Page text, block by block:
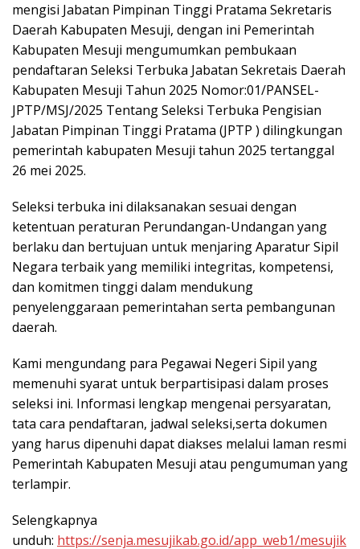
mengisi Jabatan Pimpinan Tinggi Pratama Sekretaris
Daerah Kabupaten Mesuji, dengan ini Pemerintah
Kabupaten Mesuji mengumumkan pembukaan
pendaftaran Seleksi Terbuka Jabatan Sekretais Daerah
Kabupaten Mesuji Tahun 2025 Nomor:01/PANSEL-
JPTP/MSJ/2025 Tentang Seleksi Terbuka Pengisian
Jabatan Pimpinan Tinggi Pratama (JPTP ) dilingkungan
pemerintah kabupaten Mesuji tahun 2025 tertanggal
26 mei 2025.
Seleksi terbuka ini dilaksanakan sesuai dengan
ketentuan peraturan Perundangan-Undangan yang
berlaku dan bertujuan untuk menjaring Aparatur Sipil
Negara terbaik yang memiliki integritas, kompetensi,
dan komitmen tinggi dalam mendukung
penyelenggaraan pemerintahan serta pembangunan
daerah.
Kami mengundang para Pegawai Negeri Sipil yang
memenuhi syarat untuk berpartisipasi dalam proses
seleksi ini. Informasi lengkap mengenai persyaratan,
tata cara pendaftaran, jadwal seleksi,serta dokumen
yang harus dipenuhi dapat diakses melalui laman resmi
Pemerintah Kabupaten Mesuji atau pengumuman yang
terlampir.
Selengkapnya
unduh: https://senja.mesujikab.go.id/app_web1/mesujik